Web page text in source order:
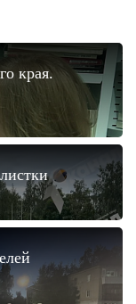
края.